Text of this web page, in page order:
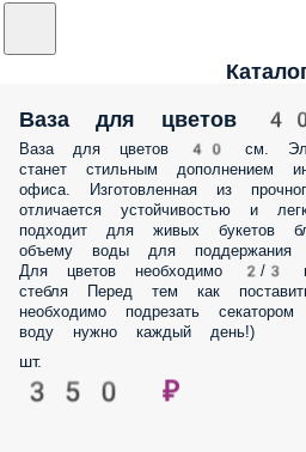
Ваза для цветов
Ваза для цветов 40 см.
станет стильным дополнением
офиса. Изготовленная из
отличается устойчивостью и
подходит для живых букетов
объему воды для поддержания
Для цветов необходимо 2/3
стебля Перед тем как
необходимо подрезать
воду нужно каждый день!)
шт.
350 ₽